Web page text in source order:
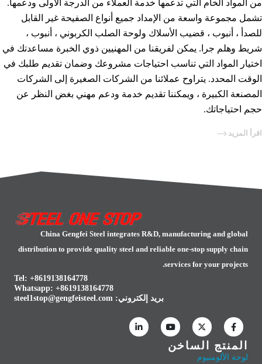
من المواد الخام التي تدعمها خدمة العملاء من الدرجة الأولى ودعمها.
تشمل مجموعة واسعة من الإمداد جميع أنواع الصفيحة غير القابل
للصدأ ، أنبوب ، قضيب الأسلاك ولوحة الصلب الكربوني ، أنبوب ،
شريط وهلم جرا. يمكن لفريقنا من المهنيين ذوي الخبرة مساعدتك في
اختيار المواد التي تناسب احتياجات مشروعك وضمان تقديم طلبك في
الوقت المحدد. يتراوح عملائنا من الشركات الصغيرة إلى الشركات
المصنعة الكبيرة ، ويمكننا تقديم خدمة ودعم مهني بغض النظر عن
حجم احتياجاتك.
اقرأ المزيد
China Gengfei Steel integrates R&D, manufacturing and global
distribution to provide quality steel and reliable one-stop supply chain
services for your projects.
Tel: +8619138164778
Whatsapp: +8619138164778
بريد إلكتروني: steel1stop@gengfeisteel.com
المنتج الساخن
لوحة الألومنيوم